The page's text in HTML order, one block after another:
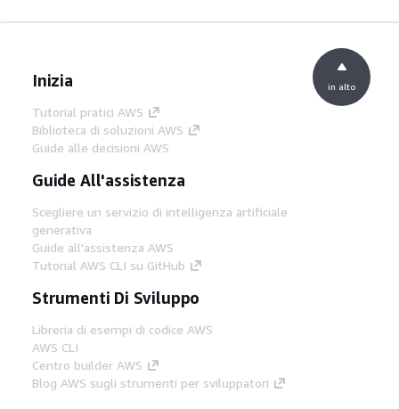
Inizia
Tutorial pratici AWS
Biblioteca di soluzioni AWS
Guide alle decisioni AWS
Guide All'assistenza
Scegliere un servizio di intelligenza artificiale
generativa
Guide all'assistenza AWS
Tutorial AWS CLI su GitHub
Strumenti Di Sviluppo
Libreria di esempi di codice AWS
AWS CLI
Centro builder AWS
Blog AWS sugli strumenti per sviluppatori
in alto